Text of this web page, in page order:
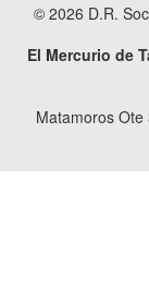
© 2026 D.R.
El Mercurio de
Matamoros